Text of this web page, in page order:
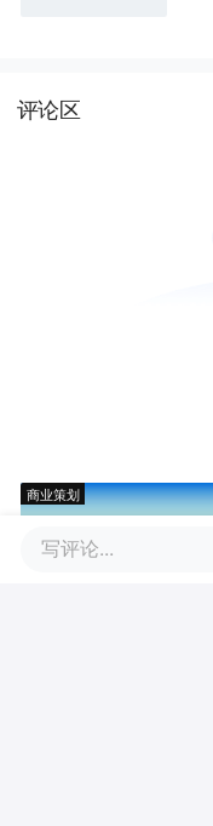
评论区
商业策划
写评论...